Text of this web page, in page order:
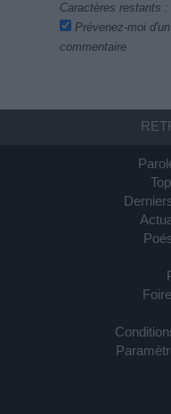
Caractères restants :
Prévenez-moi
commentaire